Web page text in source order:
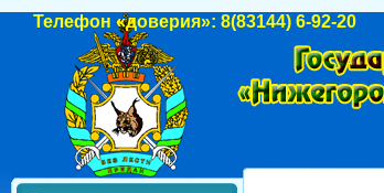
Телефон «доверия»: 8(83144) 6-92-20